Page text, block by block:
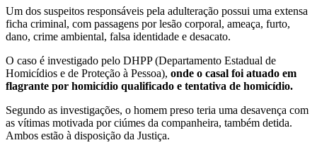
Um dos suspeitos responsáveis pela adulteração possui uma extensa
ficha criminal, com passagens por lesão corporal, ameaça, furto,
dano, crime ambiental, falsa identidade e desacato.
O caso é investigado pelo DHPP (Departamento Estadual de
Homicídios e de Proteção à Pessoa), onde o casal foi atuado em
flagrante por homicídio qualificado e tentativa de homicídio.
Segundo as investigações, o homem preso teria uma desavença com
as vítimas motivada por ciúmes da companheira, também detida.
Ambos estão à disposição da Justiça.